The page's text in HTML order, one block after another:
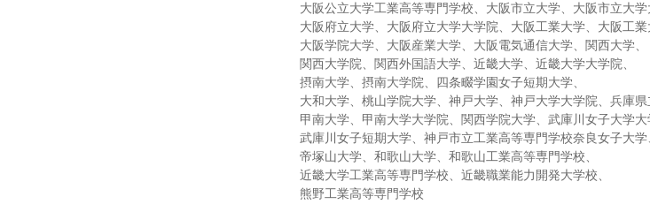
大阪公立大学工業高等専門学校、大阪市立大学、大阪市立大学
大阪府立大学、大阪府立大学大学院、大阪工業大学、大阪工業
大阪学院大学、大阪産業大学、大阪電気通信大学、関西大学、
関西大学院、関西外国語大学、近畿大学、近畿大学大学院、
摂南大学、摂南大学院、四条畷学園女子短期大学、
大和大学、桃山学院大学、神戸大学、神戸大学大学院、兵庫県
甲南大学、甲南大学大学院、関西学院大学、武庫川女子大学大
武庫川女子短期大学、神戸市立工業高等専門学校奈良女子大学
帝塚山大学、和歌山大学、和歌山工業高等専門学校、
近畿大学工業高等専門学校、近畿職業能力開発大学校、
熊野工業高等専門学校